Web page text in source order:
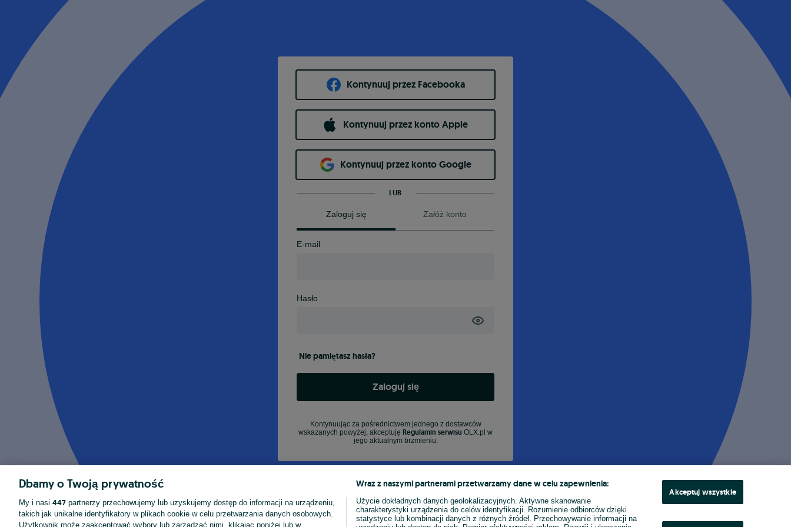
Kontynuuj przez Facebooka
Kontynuuj przez konto Apple
Kontynuuj przez konto Google
LUB
Zaloguj się Załóż konto
E-mail
Hasło
Nie pamiętasz hasła?
Zaloguj się
Kontynuując za pośrednictwem jednego z dostawców
wskazanych powyżej, akceptuję Regulamin serwisu OLX.pl w
jego aktualnym brzmieniu.
Dbamy o Twoją prywatność
My i nasi 447 partnerzy przechowujemy lub uzyskujemy dostęp do informacji na urządzeniu,
takich jak unikalne identyfikatory w plikach cookie w celu przetwarzania danych osobowych.
Użytkownik może zaakceptować wybory lub zarządzać nimi, klikając poniżej lub w
Wraz z naszymi partnerami przetwarzamy dane w celu zapewnienia:
Użycie dokładnych danych geolokalizacyjnych. Aktywne skanowanie
charakterystyki urządzenia do celów identyfikacji. Rozumienie odbiorców dzięki
statystyce lub kombinacji danych z różnych źródeł. Przechowywanie informacji na
Akceptuj wszystkie